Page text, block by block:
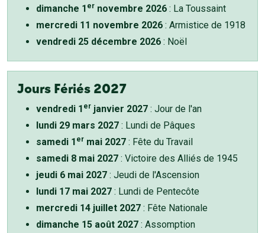
dimanche 1 er novembre 2026 : La Toussaint
mercredi 11 novembre 2026 : Armistice de 1918
vendredi 25 décembre 2026 : Noël
Jours Fériés 2027
vendredi 1 er janvier 2027 : Jour de l'an
lundi 29 mars 2027 : Lundi de Pâques
samedi 1 er mai 2027 : Fête du Travail
samedi 8 mai 2027 : Victoire des Alliés de 1945
jeudi 6 mai 2027 : Jeudi de l'Ascension
lundi 17 mai 2027 : Lundi de Pentecôte
mercredi 14 juillet 2027 : Fête Nationale
dimanche 15 août 2027 : Assomption